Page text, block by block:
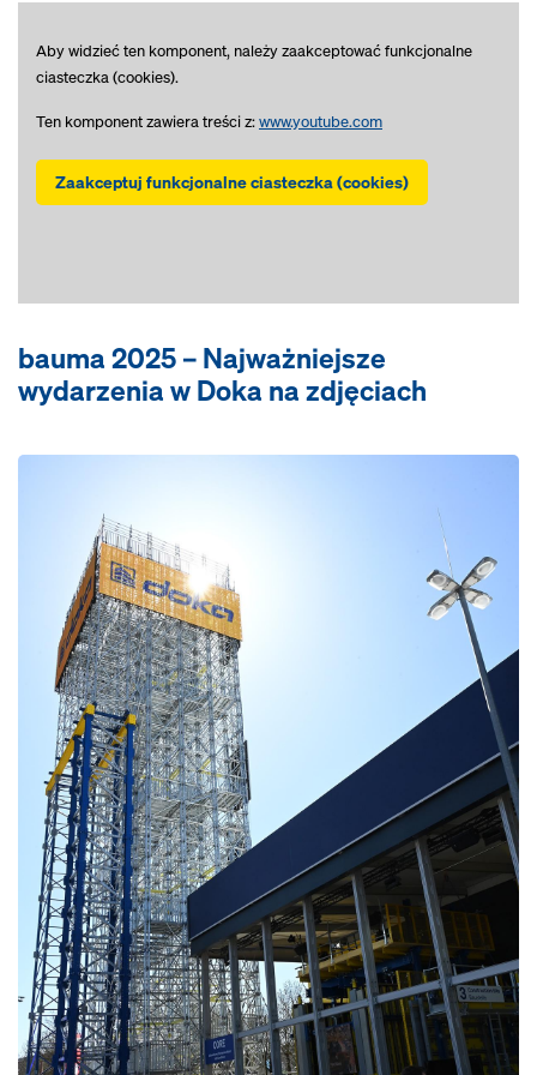
Aby widzieć ten komponent, należy zaakceptować funkcjonalne
ciasteczka (cookies).
Ten komponent zawiera treści z:www.youtube.com
Zaakceptuj funkcjonalne ciasteczka (cookies)
bauma 2025 – Najważniejsze
wydarzenia w Doka na zdjęciach
Open